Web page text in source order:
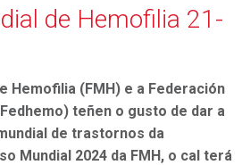
de Hemofilia 21-
Hemofilia (FMH) e a Federación
teñen o gusto de dar a
de trastornos da
Mundial 2024 da FMH, o cal terá